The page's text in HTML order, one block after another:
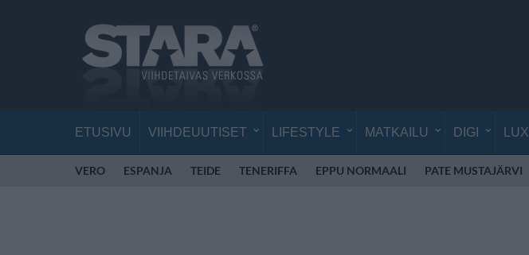
ETUSIVU VIIHDEUUTISET LIFESTYLE MATKAILU DIGI LUX
VERO ESPANJA TEIDE TENERIFFA EPPU NORMAALI PATE MUSTAJÄRVI